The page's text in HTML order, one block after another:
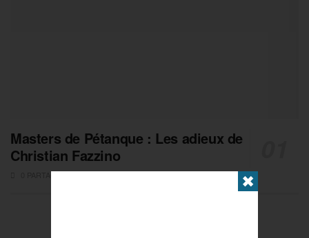
Masters de Pétanque : Les adieux de
Christian Fazzino
0 PARTAGES ✖